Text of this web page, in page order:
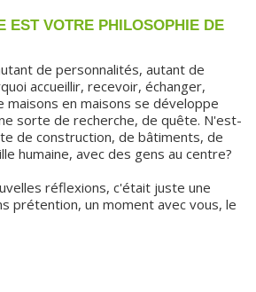
EST VOTRE PHILOSOPHIE DE
accueillir, recevoir, échanger,
en maisons se développe
sorte de recherche, de quête. N'est-
de construction, de bâtiments, de
humaine, avec des gens au centre?
réflexions, c'était juste une
prétention, un moment avec vous, le